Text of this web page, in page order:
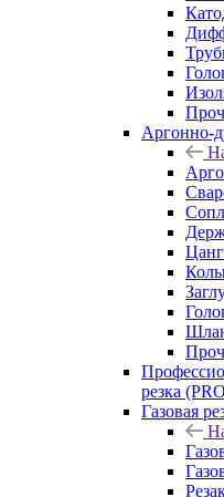
Аргонно-
резка
Газовая